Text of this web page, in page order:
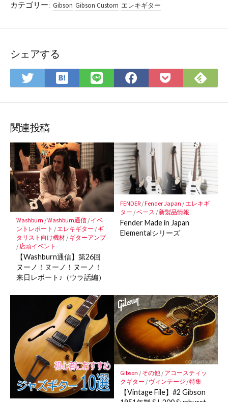
カテゴリー: Gibson Gibson Custom エレキギター
シェアする
Twitter
で
ア
は
て
ク
マ
ー
ク
に
保
存
LINE
で
Facebook
で
Pocket
に
で
関連投稿
Washburn /Washburn通信/ イベ
ントレポート /エレキギター / ギ
タリスト向け機材/ ギターアンプ
/ 店頭イベント
【Washburn通信】第26回
ヌーノ！ヌーノ！ヌーノ！
来日レポート♪（ウラ話編）
FENDER/Fender Japan / エレキギ
ター /ベース /新製品情報
Fender Made in Japan
Elementalシリーズ
Gibson / その他/ アコースティッ
クギター / ヴィンテージ /特集
【Vintage File】#2 Gibson